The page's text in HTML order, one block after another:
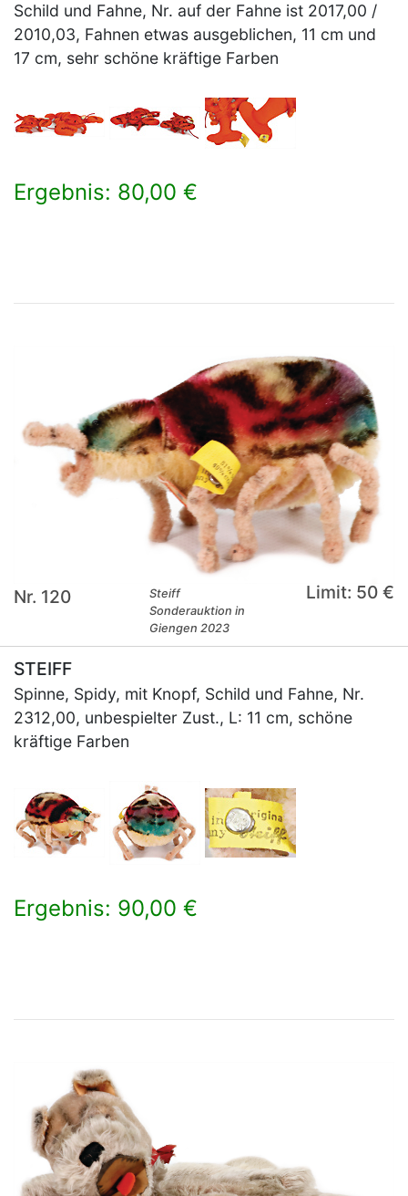
Schild und Fahne, Nr. auf der Fahne ist 2017,00 /
2010,03, Fahnen etwas ausgeblichen, 11 cm und
17 cm, sehr schöne kräftige Farben
Ergebnis: 80,00 €
Nr. 120
Steiff
Sonderauktion in
Giengen 2023
Limit: 50 €
STEIFF
Spinne, Spidy, mit Knopf, Schild und Fahne, Nr.
2312,00, unbespielter Zust., L: 11 cm, schöne
kräftige Farben
Ergebnis: 90,00 €